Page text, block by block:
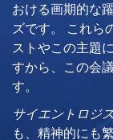
おける画期的な
ズです。 これら
ストやこの主題
すから、この会
す。
サイエントロジ
も、精神的にも